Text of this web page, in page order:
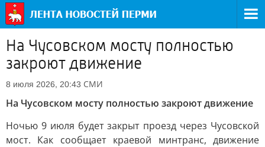
На Чусовском мосту полностью
закроют движение
8 июля 2026, 20:43 СМИ
На Чусовском мосту полностью закроют движение
Ночью 9 июля будет закрыт проезд через Чусовской
мост. Как сообщает краевой минтранс, движение